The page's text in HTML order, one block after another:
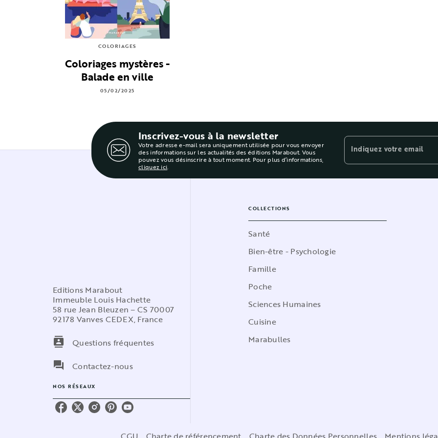
COLORIAGES
Coloriages mystères -
Balade en ville
05/02/2025
Inscrivez-vous à la newsletter
Votre adresse e-mail sera uniquement utilisée pour vous envoyer
des informations sur les actualités des éditions Marabout. Vous
pouvez vous désinscrire à tout moment. Pour plus d’informations,
cliquez ici.
Indiquez votre email
Editions Marabout
Immeuble Louis Hachette
58 rue Jean Bleuzen – CS 70007
92178 Vanves CEDEX, France
contacts
Questions fréquentes
question_answer
Contactez-nous
NOS RÉSEAUX
COLLECTIONS
Santé
Bien-être - Psychologie
Famille
Poche
Sciences Humaines
Cuisine
Marabulles